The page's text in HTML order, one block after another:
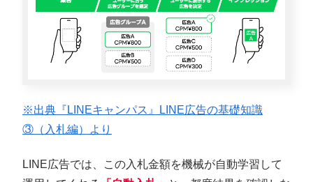
※出典『LINEキャンパス』LINE広告の基礎知識
③（入札編）より
LINE広告では、この入札金額を機械が自動学習して